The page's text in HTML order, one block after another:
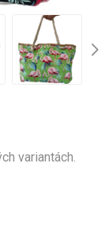
variantách.